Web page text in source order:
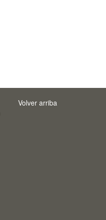
Volver arriba